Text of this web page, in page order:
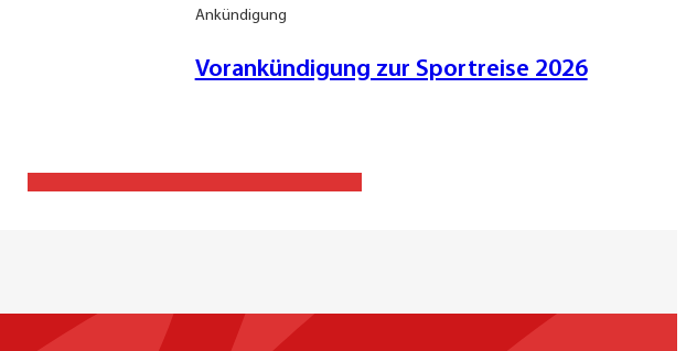
Ankündigung
Vorankündigung zur Sportreise 2026